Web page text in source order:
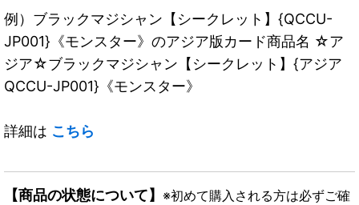
例）ブラックマジシャン【シークレット】{QCCU-
JP001}《モンスター》のアジア版カード商品名 ☆ア
ジア☆ブラックマジシャン【シークレット】{アジア
QCCU-JP001}《モンスター》
詳細は こちら
【商品の状態について】 ※初めて購入される方は必ずご確